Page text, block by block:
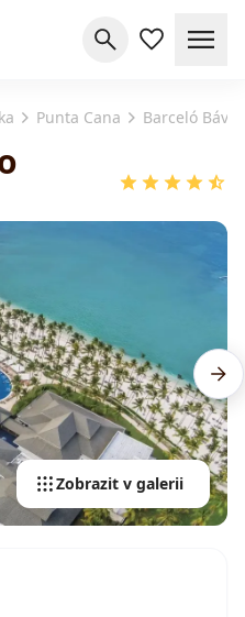
Punta Cana Barceló
Zobrazit v galerii